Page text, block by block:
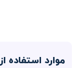
موارد استفاده از TubeSum